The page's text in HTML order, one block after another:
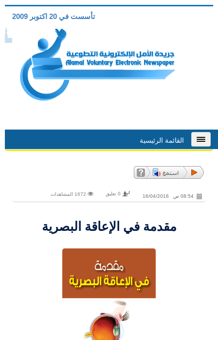
تأسست في 20 اكتوبر 2009
القائمة الرئيسية
08:54 ص 16/04/2016 0 تعليق
مقدمة في الإعاقة البصرية